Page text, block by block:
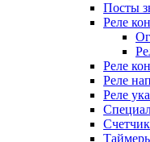
Посты
Реле
Реле
Реле
Реле